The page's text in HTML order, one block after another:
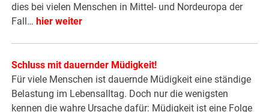
dies bei vielen Menschen in Mittel- und Nordeuropa der
Fall…hier weiter
Schluss mit dauernder Müdigkeit!
Für viele Menschen ist dauernde Müdigkeit eine ständige
Belastung im Lebensalltag. Doch nur die wenigsten
kennen die wahre Ursache dafür: Müdigkeit ist eine Folge